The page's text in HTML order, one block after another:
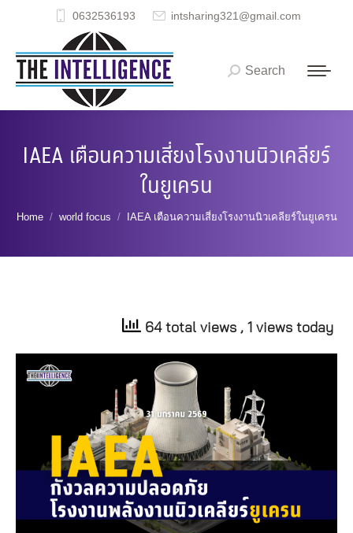
0632536193 intsharing321@gmail.com
Search:
Search
IAEA เตือนความเสี่ยงโรงงานนิวเคลียร์
ในยูเครน
You are here:
Home world focus IAEA เตือนความเสี่ยงโรงงานนิวเคลียร์ในยูเครน
64 total views , 1 views today